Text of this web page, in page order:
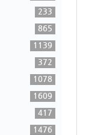
233
865
1139
372
1078
1609
417
1476